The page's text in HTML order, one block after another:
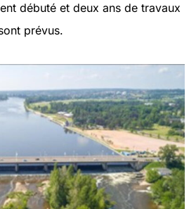
débuté et deux ans de travaux
prévus.